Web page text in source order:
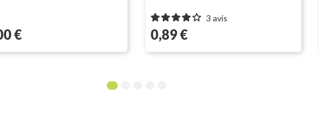
€
3 avis
Prix
0,89 €
1